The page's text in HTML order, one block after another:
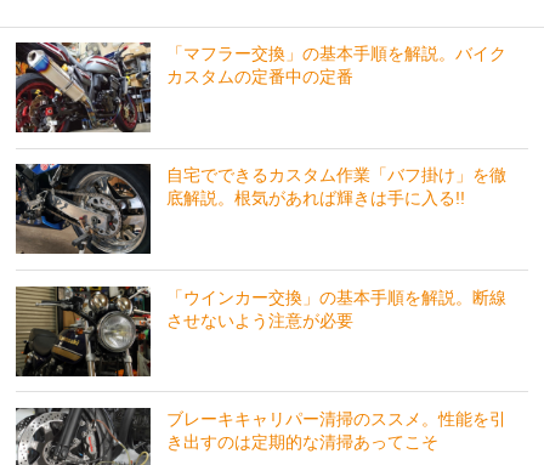
「マフラー交換」の基本手順を解説。バイク
カスタムの定番中の定番
自宅でできるカスタム作業「バフ掛け」を徹
底解説。根気があれば輝きは手に入る!!
「ウインカー交換」の基本手順を解説。断線
させないよう注意が必要
ブレーキキャリパー清掃のススメ。性能を引
き出すのは定期的な清掃あってこそ